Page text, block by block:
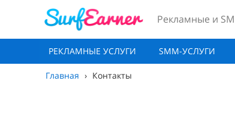
Рекламные и
РЕКЛАМНЫЕ УСЛУГИ SMM-УСЛУГИ
Главная › Контакты